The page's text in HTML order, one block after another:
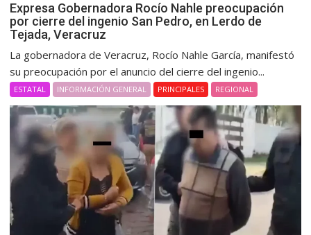
Expresa Gobernadora Rocío Nahle preocupación
por cierre del ingenio San Pedro, en Lerdo de
Tejada, Veracruz
La gobernadora de Veracruz, Rocío Nahle García, manifestó
su preocupación por el anuncio del cierre del ingenio...
ESTATAL INFORMACIÓN GENERAL PRINCIPALES REGIONAL